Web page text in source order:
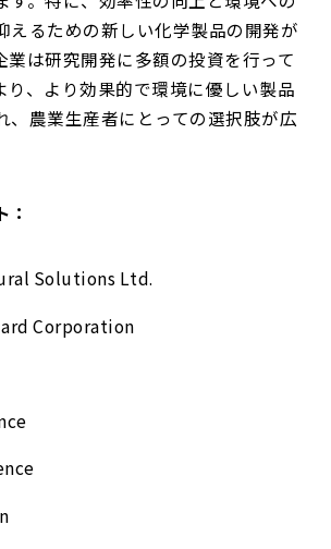
えるための新しい化学製品の開発が
業は研究開発に多額の投資を行って
り、より効果的で環境に優しい製品
、農業生産者にとっての選択肢が広
Solutions Ltd.
Corporation